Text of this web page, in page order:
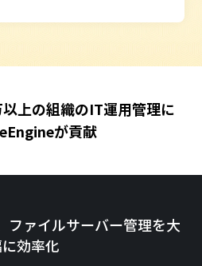
上の組織のIT運用管理に
が貢献
ァイルサーバー管理を大
効率化